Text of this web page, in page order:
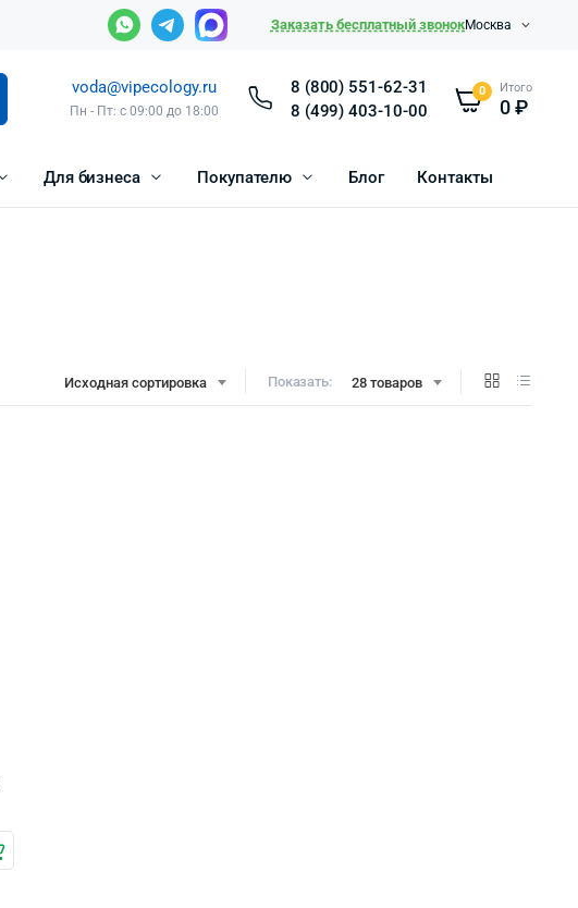
Заказать бесплатный звонокМосква
voda@vipecology.ru
Пн - Пт: с 09:00 до 18:00
8 (800) 551-62-31
8 (499) 403-10-00
0 Итого
0₽
Для бизнеса Покупателю Блог Контакты
Исходная сортировка Показать: 28 товаров